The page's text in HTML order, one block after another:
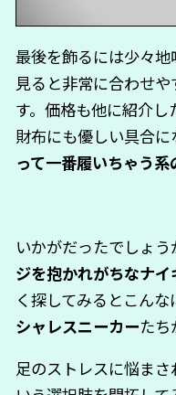
最後を飾るには少々
見ると非常に合わせ
す。価格も他に紹介し
財布にも優しい具合に
って一番履いちゃう
いかがだったでしょ
ジを抱かれがちなナ
く探してみるとこんな
シャレスニーカーたち
足のストレスに悩ま